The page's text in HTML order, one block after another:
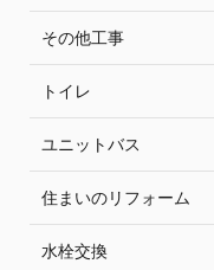
その他工事
トイレ
ユニットバス
住まいのリフォーム
水栓交換